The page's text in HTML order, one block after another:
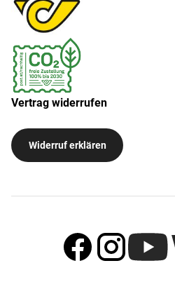
Vertrag widerrufen
Widerruf erklären